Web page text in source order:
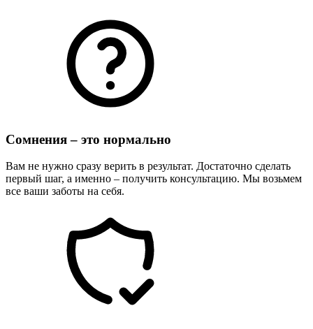
Сомнения – это нормально
Вам не нужно сразу верить в результат. Достаточно сделать
первый шаг, а именно – получить консультацию. Мы возьмем
все ваши заботы на себя.